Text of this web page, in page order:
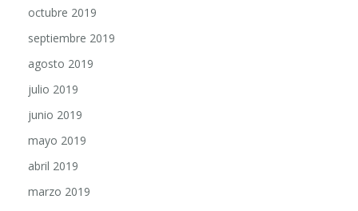
septiembre 2019
agosto 2019
julio 2019
junio 2019
mayo 2019
abril 2019
marzo 2019
febrero 2019